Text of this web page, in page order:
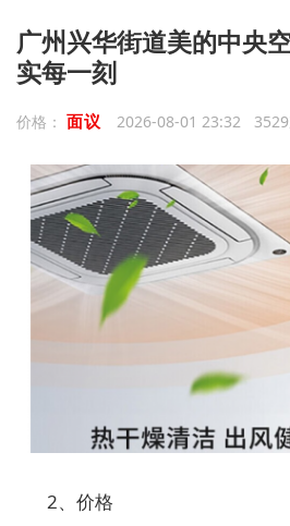
广州兴华街道美的中央
实每一刻
价格： 面议 2026-08-01 23:32 3529
2、价格